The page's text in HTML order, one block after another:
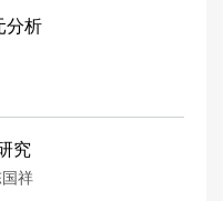
分析
究
国祥